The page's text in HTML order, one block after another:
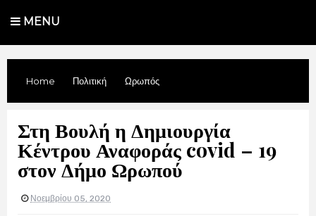
MENU
Home Πολιτική Ωρωπός
Στη Βουλή η Δημιουργία
Κέντρου Αναφοράς covid – 19
στον Δήμο Ωρωπού
Νοεμβρίου 05, 2020